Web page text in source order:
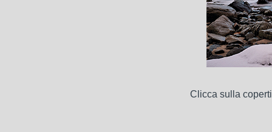
Clicca sulla